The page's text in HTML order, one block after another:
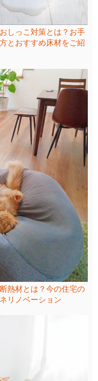
しっこ対策とは？お手
とおすすめ床材をご紹
熱材とは？今の住宅の
リノベーション